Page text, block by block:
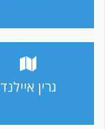
גרין איילנד